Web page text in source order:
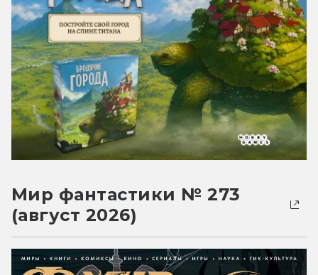
Мир фантастики № 273
(август 2026)